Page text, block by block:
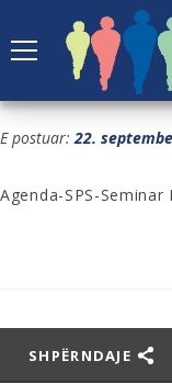
AGENDA-
E postuar: 22.
Agenda-SPS-
SHPËRNDAJE